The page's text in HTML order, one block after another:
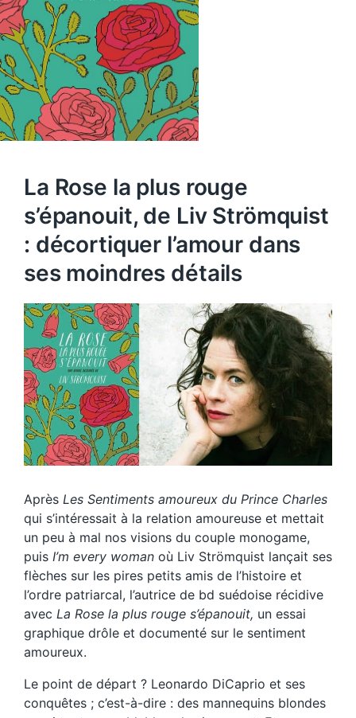
La Rose la plus rouge
s’épanouit, de Liv Strömquist
: décortiquer l’amour dans
ses moindres détails
Après Les Sentiments amoureux du Prince Charles
qui s’intéressait à la relation amoureuse et mettait
un peu à mal nos visions du couple monogame,
puis I’m every woman où Liv Strömquist lançait ses
flèches sur les pires petits amis de l’histoire et
l’ordre patriarcal, l’autrice de bd suédoise récidive
avec La Rose la plus rouge s’épanouit, un essai
graphique drôle et documenté sur le sentiment
amoureux.
Le point de départ ? Leonardo DiCaprio et ses
conquêtes ; c’est-à-dire : des mannequins blondes